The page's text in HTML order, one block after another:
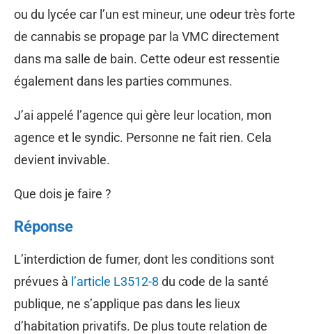
ou du lycée car l’un est mineur, une odeur très forte
de cannabis se propage par la VMC directement
dans ma salle de bain. Cette odeur est ressentie
également dans les parties communes.
J’ai appelé l’agence qui gère leur location, mon
agence et le syndic. Personne ne fait rien. Cela
devient invivable.
Que dois je faire ?
Réponse
L’interdiction de fumer, dont les conditions sont
prévues à l’article L3512-8 du code de la santé
publique, ne s’applique pas dans les lieux
d’habitation privatifs. De plus toute relation de